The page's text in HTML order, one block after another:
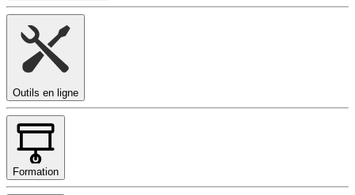
Outils en ligne
Formation